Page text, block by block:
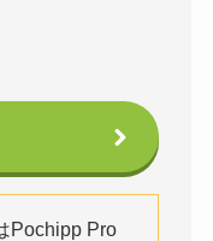
Pochipp Pro